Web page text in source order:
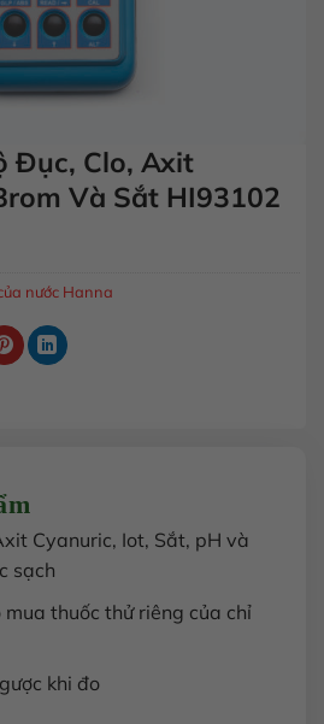
Đục, Clo, Axit
Và Sắt HI93102
nước Hanna
Cyanuric, Iot, Sắt, pH và
sạch
thuốc thử riêng của chỉ
khi đo